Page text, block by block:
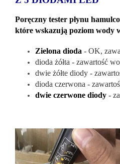
Poręczny tester płynu
które wskazują poziom wody
Zielona dioda - OK,
dioda żółta - zawartość
dwie żółte diody -
dioda czerwona -
dwie czerwone diody -